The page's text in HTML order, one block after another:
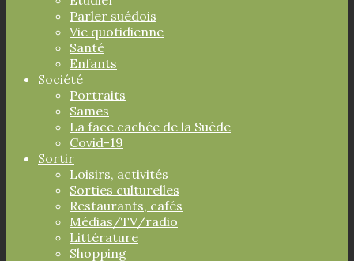
Parler suédois
Vie quotidienne
Santé
Enfants
Société
Portraits
Sames
La face cachée de la Suède
Covid-19
Sortir
Loisirs, activités
Sorties culturelles
Restaurants, cafés
Médias/TV/radio
Littérature
Shopping